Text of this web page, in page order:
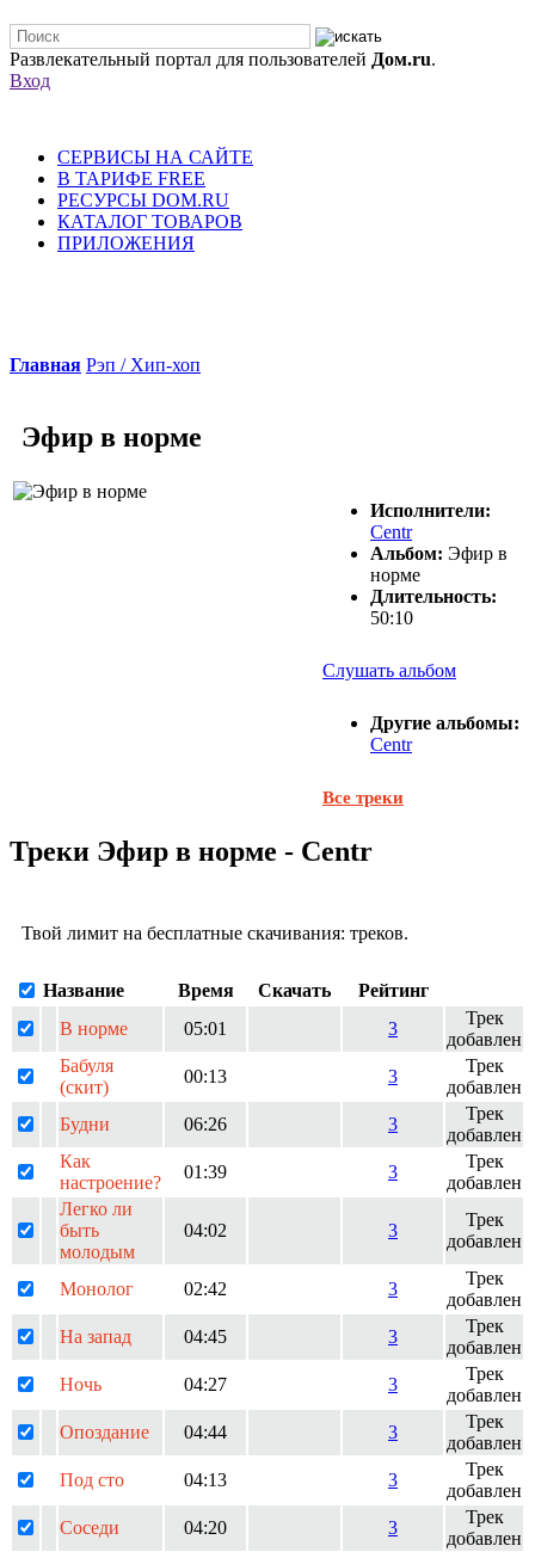
Развлекательный портал для пользователей Дом.ru.
Вход
СЕРВИСЫ НА САЙТЕ
В ТАРИФЕ FREE
РЕСУРСЫ DOM.RU
КАТАЛОГ ТОВАРОВ
ПРИЛОЖЕНИЯ
Главная Рэп / Хип-хоп
Эфир в норме
Исполнители:
Centr
Альбом: Эфир в
норме
Длительность:
50:10
Слушать альбом
Другие альбомы:
Centr
Все треки
Треки Эфир в норме - Centr
Твой лимит на бесплатные скачивания: треков.
Название Время Скачать
Рейтинг
В норме
05:01 3
Трек
добавлен
Бабуля
(скит)
00:13 3
Трек
добавлен
Будни
06:26 3
Трек
добавлен
Как
настроение?
01:39 3
Трек
добавлен
Легко ли
быть
молодым
04:02 3
Трек
добавлен
Монолог 02:42 3
Трек
добавлен
На запад
04:45 3
Трек
добавлен
Ночь
04:27 3
Трек
добавлен
Опоздание
04:44 3
Трек
добавлен
Под сто
04:13 3
Трек
добавлен
Соседи
04:20 3
Трек
добавлен